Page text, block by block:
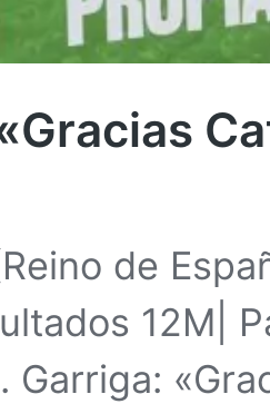
de
12M|
Garriga: